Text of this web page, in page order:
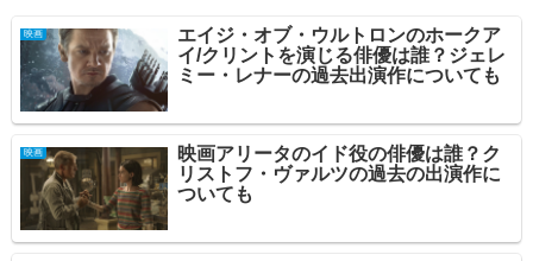
映画
エイジ・オブ・ウルトロンのホークア
イ/クリントを演じる俳優は誰？ジェレ
ミー・レナーの過去出演作についても
映画
映画アリータのイド役の俳優は誰？ク
リストフ・ヴァルツの過去の出演作に
ついても